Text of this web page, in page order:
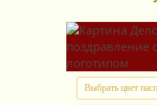
Выбрать цвет